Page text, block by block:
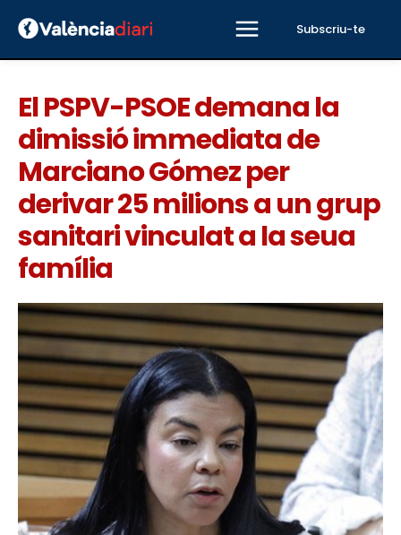
Subscriu-te
El PSPV-PSOE demana la
dimissió immediata de
Marciano Gómez per
derivar 25 milions a un grup
sanitari vinculat a la seua
família